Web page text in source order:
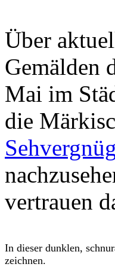
Über
Gemälden
Mai im
die
vertrauen
In dieser dunklen,
zeichnen.